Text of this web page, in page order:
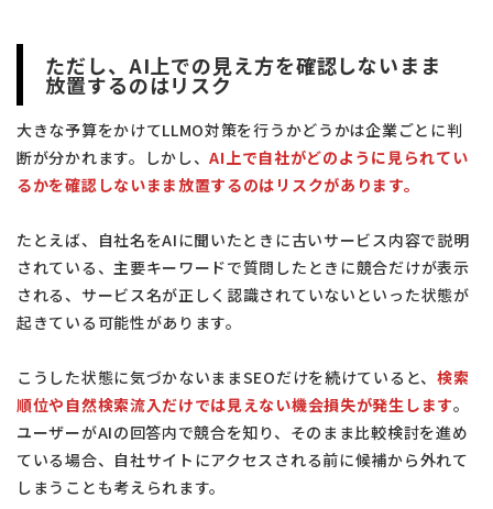
ただし、AI上での見え方を確認しないまま
放置するのはリスク
大きな予算をかけてLLMO対策を行うかどうかは企業ごとに判
断が分かれます。しかし、AI上で自社がどのように見られてい
るかを確認しないまま放置するのはリスクがあります。
たとえば、自社名をAIに聞いたときに古いサービス内容で説明
されている、主要キーワードで質問したときに競合だけが表示
される、サービス名が正しく認識されていないといった状態が
起きている可能性があります。
こうした状態に気づかないままSEOだけを続けていると、 検索
順位や自然検索流入だけでは見えない機会損失が発生します。
ユーザーがAIの回答内で競合を知り、そのまま比較検討を進め
ている場合、自社サイトにアクセスされる前に候補から外れて
しまうことも考えられます。